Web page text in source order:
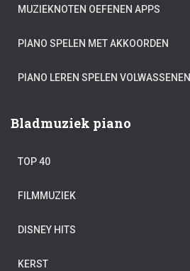
MUZIEKNOTEN OEFENEN APPS
PIANO SPELEN MET AKKOORDEN
PIANO LEREN SPELEN VOLWASSENEN
Bladmuziek piano
TOP 40
FILMMUZIEK
DISNEY HITS
KERST